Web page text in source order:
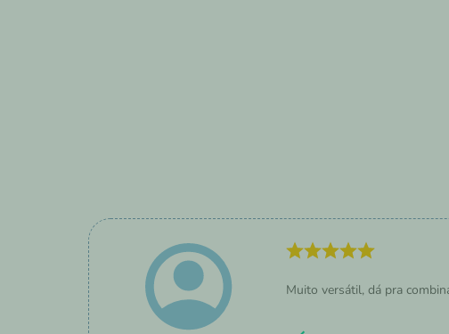
Muito versátil, dá pra